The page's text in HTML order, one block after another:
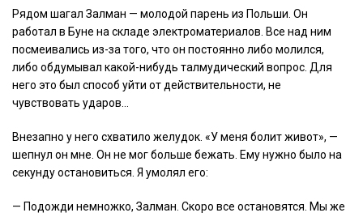
Рядом шагал Залман — молодой парень из Польши. Он
работал в Буне на складе электроматериалов. Все над ним
посмеивались из-за того, что он постоянно либо молился,
либо обдумывал какой-нибудь талмудический вопрос. Для
него это был способ уйти от действительности, не
чувствовать ударов…
Внезапно у него схватило желудок. «У меня болит живот», —
шепнул он мне. Он не мог больше бежать. Ему нужно было на
секунду остановиться. Я умолял его:
— Подожди немножко, Залман. Скоро все остановятся. Мы же